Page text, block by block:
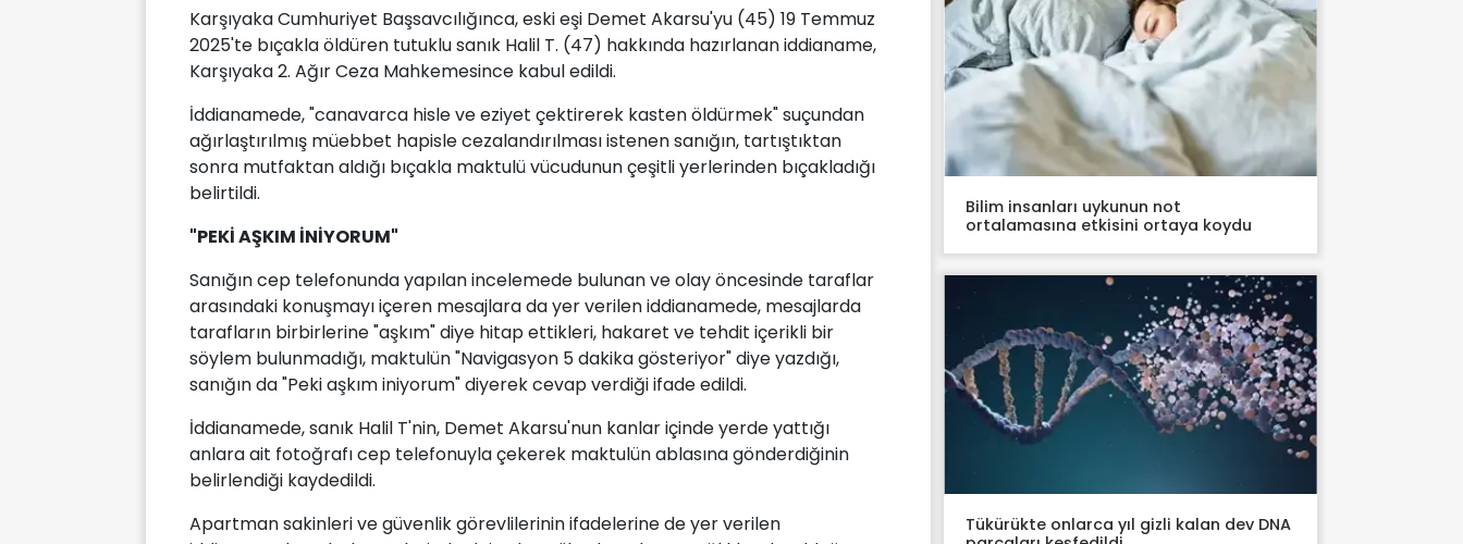
Karşıyaka Cumhuriyet Başsavcılığınca, eski eşi Demet Akarsu'yu (45) 19 Temmuz
2025'te bıçakla öldüren tutuklu sanık Halil T. (47) hakkında hazırlanan iddianame,
Karşıyaka 2. Ağır Ceza Mahkemesince kabul edildi.
İddianamede, "canavarca hisle ve eziyet çektirerek kasten öldürmek" suçundan
ağırlaştırılmış müebbet hapisle cezalandırılması istenen sanığın, tartıştıktan
sonra mutfaktan aldığı bıçakla maktulü vücudunun çeşitli yerlerinden bıçakladığı
belirtildi.
"PEKİ AŞKIM İNİYORUM"
Sanığın cep telefonunda yapılan incelemede bulunan ve olay öncesinde taraflar
arasındaki konuşmayı içeren mesajlara da yer verilen iddianamede, mesajlarda
tarafların birbirlerine "aşkım" diye hitap ettikleri, hakaret ve tehdit içerikli bir
söylem bulunmadığı, maktulün "Navigasyon 5 dakika gösteriyor" diye yazdığı,
sanığın da "Peki aşkım iniyorum" diyerek cevap verdiği ifade edildi.
İddianamede, sanık Halil T'nin, Demet Akarsu'nun kanlar içinde yerde yattığı
anlara ait fotoğrafı cep telefonuyla çekerek maktulün ablasına gönderdiğinin
belirlendiği kaydedildi.
Apartman sakinleri ve güvenlik görevlilerinin ifadelerine de yer verilen
Bilim insanları uykunun not
ortalamasına etkisini ortaya koydu
Tükürükte onlarca yıl gizli kalan dev DNA